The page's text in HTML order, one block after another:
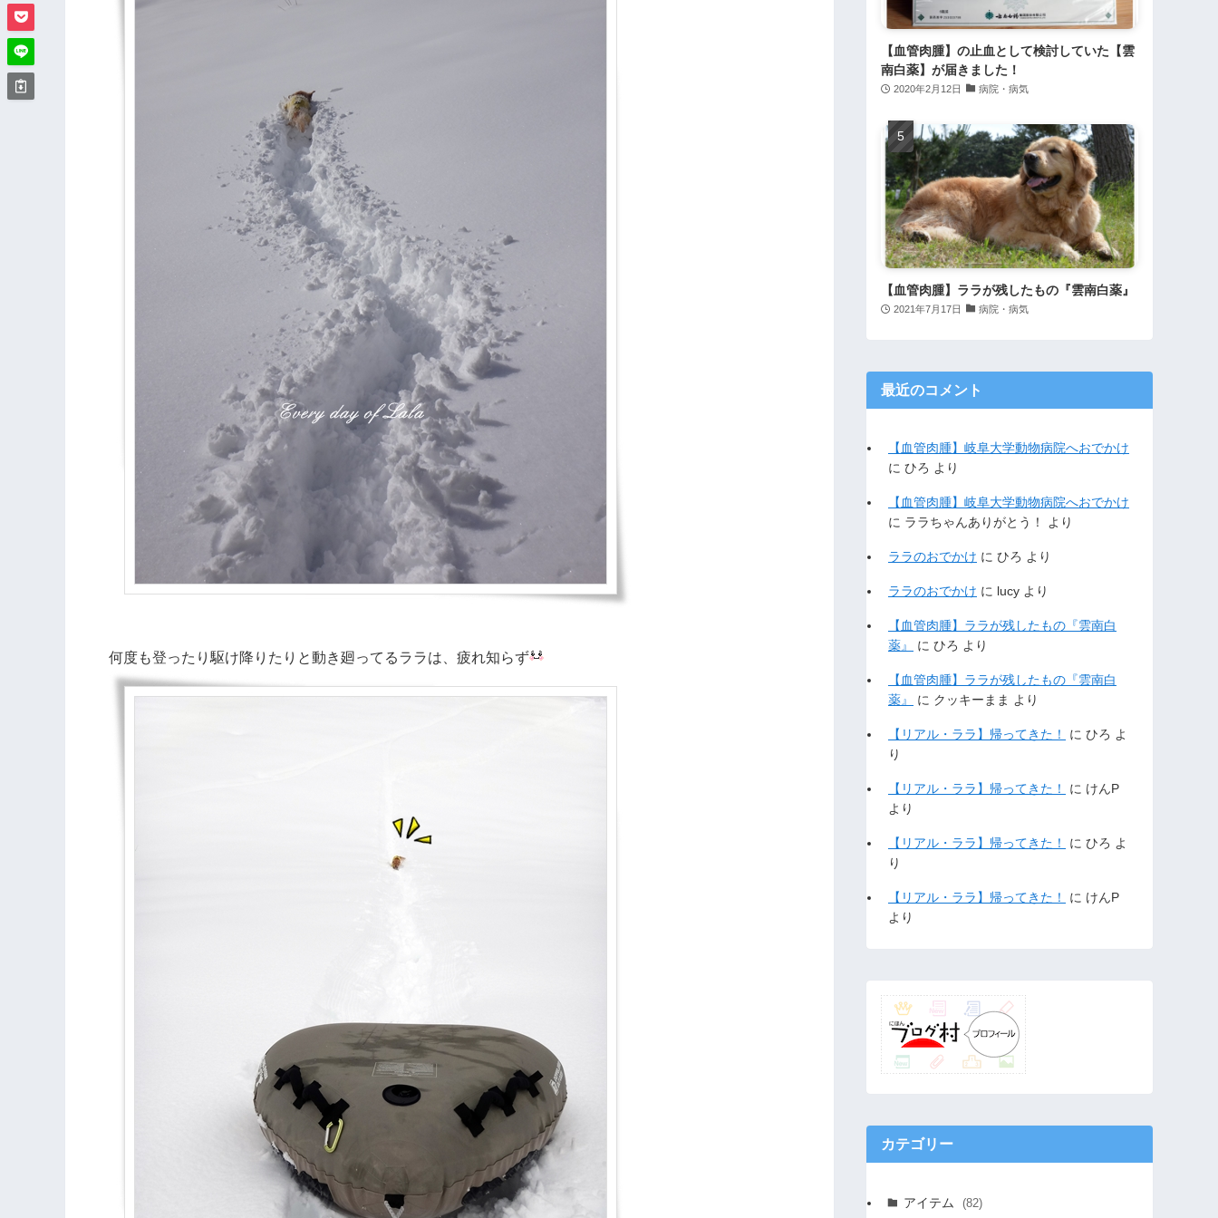
何度も登ったり駆け降りたりと動き廻ってるララは、疲れ知らず
【血管肉腫】の止血として検討していた【雲
南白薬】が届きました！
2020年2月12日 病院・病気
【血管肉腫】ララが残したもの『雲南白薬』
2021年7月17日 病院・病気
最近のコメント
【血管肉腫】岐阜大学動物病院へおでかけ
に ひろ より
【血管肉腫】岐阜大学動物病院へおでかけ
に ララちゃんありがとう！ より
ララのおでかけ に ひろ より
ララのおでかけ に lucy より
【血管肉腫】ララが残したもの『雲南白
薬』
に ひろ より
【血管肉腫】ララが残したもの『雲南白
薬』
に クッキーまま より
【リアル・ララ】帰ってきた！ に ひろ よ
り
【リアル・ララ】帰ってきた！ に けんP
より
【リアル・ララ】帰ってきた！ に ひろ よ
り
【リアル・ララ】帰ってきた！ に けんP
より
カテゴリー
アイテム (82)